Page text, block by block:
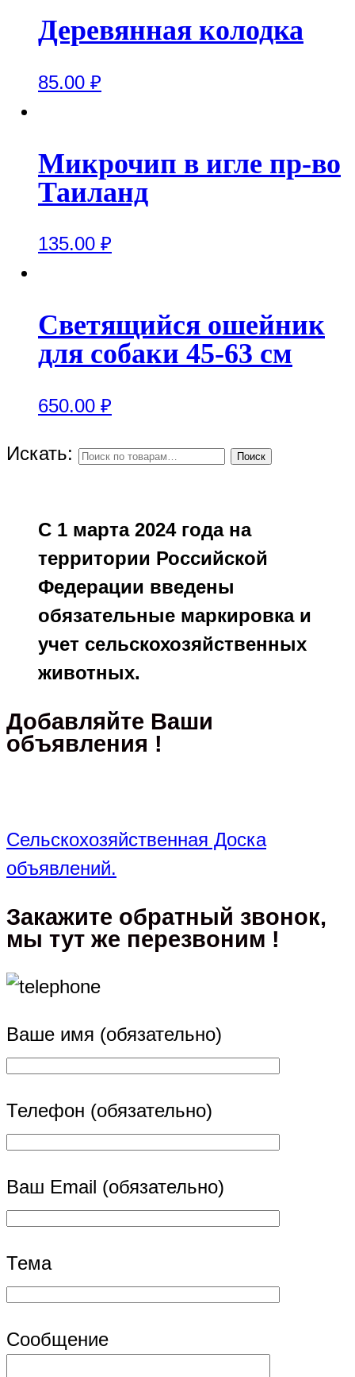
Деревянная колодка
85.00 ₽
Микрочип в игле пр-во
Таиланд
135.00 ₽
Светящийся ошейник
для собаки 45-63 см
650.00 ₽
Искать: Поиск
С 1 марта 2024 года на
территории Российской
Федерации введены
обязательные маркировка и
учет сельскохозяйственных
животных.
Добавляйте Ваши
объявления !
Сельскохозяйственная Доска
объявлений.
Закажите обратный звонок,
мы тут же перезвоним !
Ваше имя (обязательно)
Телефон (обязательно)
Ваш Email (обязательно)
Тема
Сообщение